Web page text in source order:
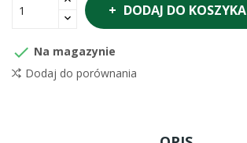
DODAJ DO KOSZYKA
 Na magazynie
Dodaj do porównania